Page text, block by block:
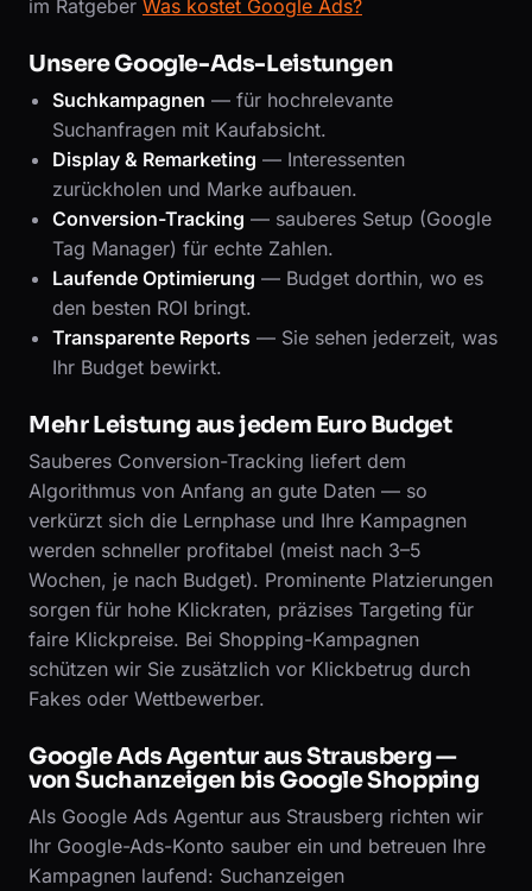
im Ratgeber Was kostet Google Ads?
Unsere Google-Ads-Leistungen
Suchkampagnen — für hochrelevante
Suchanfragen mit Kaufabsicht.
Display & Remarketing — Interessenten
zurückholen und Marke aufbauen.
Conversion-Tracking — sauberes Setup (Google
Tag Manager) für echte Zahlen.
Laufende Optimierung — Budget dorthin, wo es
den besten ROI bringt.
Transparente Reports — Sie sehen jederzeit, was
Ihr Budget bewirkt.
Mehr Leistung aus jedem Euro Budget
Sauberes Conversion-Tracking liefert dem
Algorithmus von Anfang an gute Daten — so
verkürzt sich die Lernphase und Ihre Kampagnen
werden schneller profitabel (meist nach 3–5
Wochen, je nach Budget). Prominente Platzierungen
sorgen für hohe Klickraten, präzises Targeting für
faire Klickpreise. Bei Shopping-Kampagnen
schützen wir Sie zusätzlich vor Klickbetrug durch
Fakes oder Wettbewerber.
Google Ads Agentur aus Strausberg —
von Suchanzeigen bis Google Shopping
Als Google Ads Agentur aus Strausberg richten wir
Ihr Google-Ads-Konto sauber ein und betreuen Ihre
Kampagnen laufend: Suchanzeigen